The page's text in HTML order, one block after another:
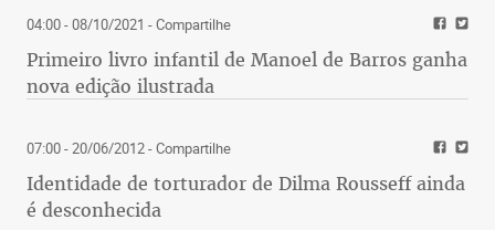
04:00 - 08/10/2021 - Compartilhe
Primeiro livro infantil de Manoel de Barros ganha
nova edição ilustrada
07:00 - 20/06/2012- Compartilhe
Identidade de torturador de Dilma Rousseff ainda
é desconhecida